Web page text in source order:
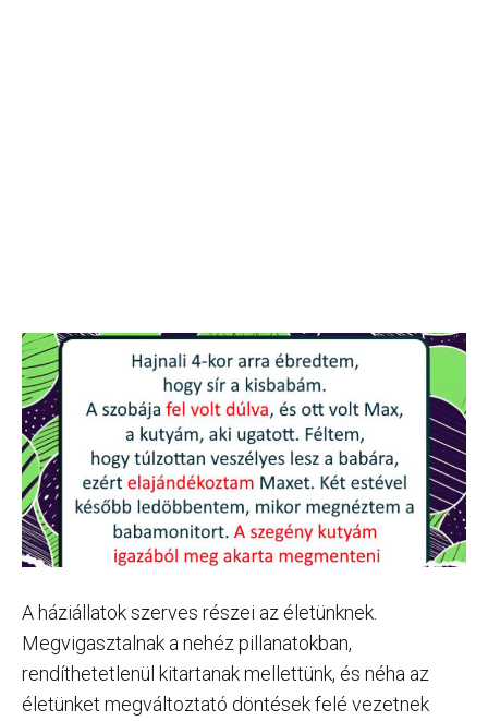
A háziállatok szerves részei az életünknek.
Megvigasztalnak a nehéz pillanatokban,
rendíthetetlenül kitartanak mellettünk, és néha az
életünket megváltoztató döntések felé vezetnek